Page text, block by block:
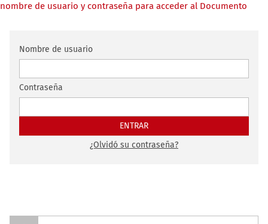
nombre de usuario y contraseña para acceder al Documento
Nombre de usuario
Contraseña
¿Olvidó su contraseña?